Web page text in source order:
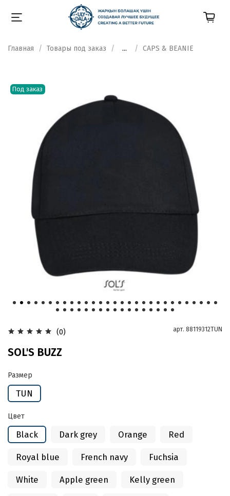
Главная Товары под заказ ... CAPS & BEANIE
Под заказ
(0) арт. 88119312TUN
SOL'S BUZZ
Размер
TUN
Цвет
Black Dark grey Orange Red
Royal blue French navy Fuchsia
White Apple green Kelly green